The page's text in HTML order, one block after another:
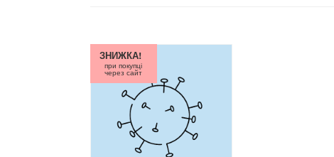
ЗНИЖКА!
при покупці
через сайт